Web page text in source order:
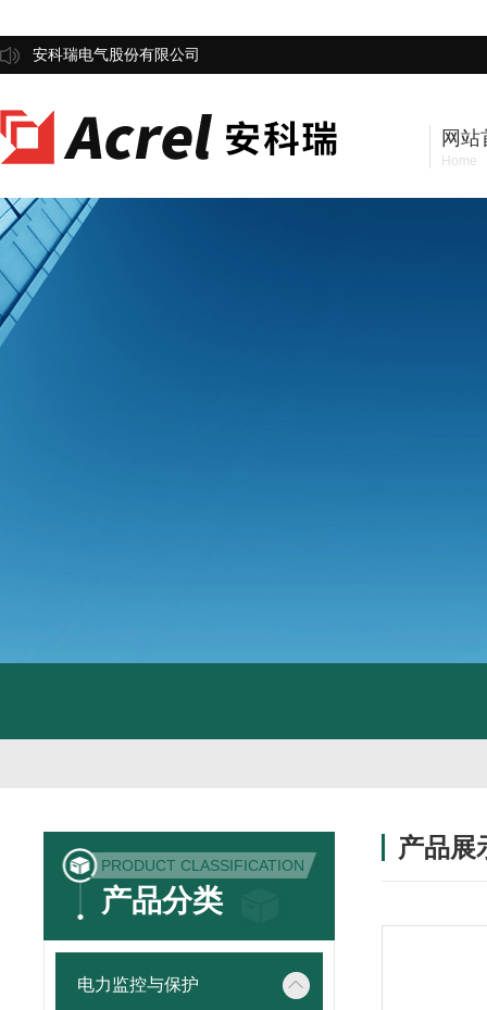
安科瑞电气股份有限公司
网站
Home
产品展
PRODUCT CLASSIFICATION
产品分类
电力监控与保护